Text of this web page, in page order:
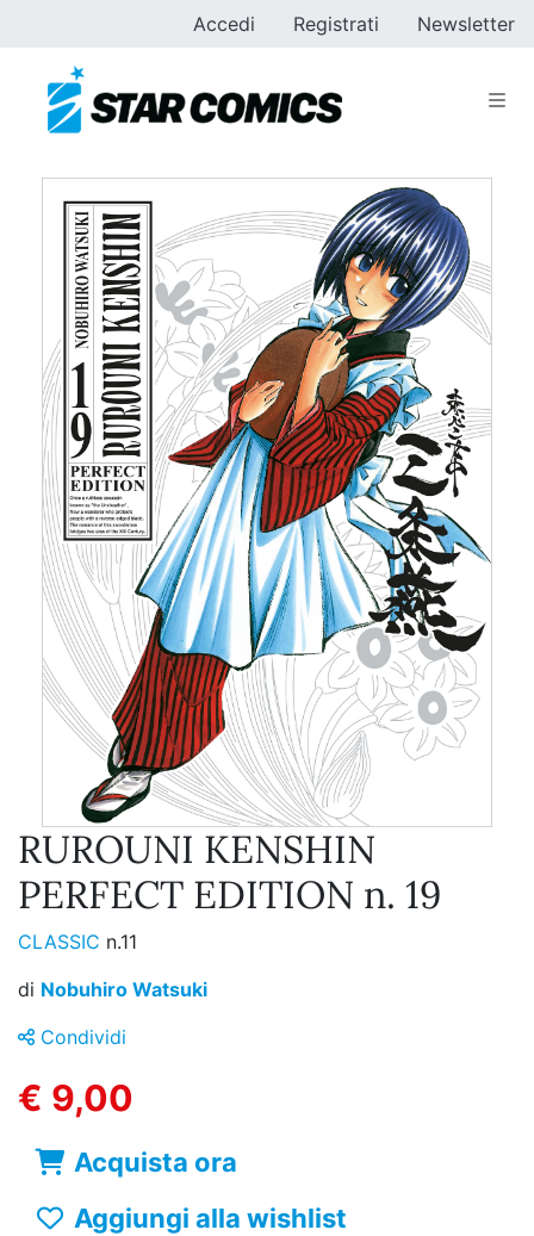
Accedi Registrati Newsletter
RUROUNI KENSHIN
PERFECT EDITION n. 19
CLASSIC n.11
di Nobuhiro Watsuki
Condividi
€ 9,00
Acquista ora
Aggiungi alla wishlist